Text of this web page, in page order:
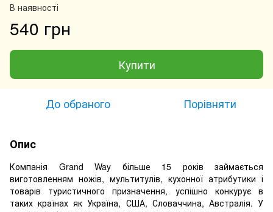
В наявності
540 грн
Купити
До обраного Порівняти
Опис
Компанія Grand Way більше 15 років займається
виготовленням ножів, мультитулів, кухонної атрибутики і
товарів туристичного призначення, успішно конкурує в
таких країнах як Україна, США, Словаччина, Австралія. У